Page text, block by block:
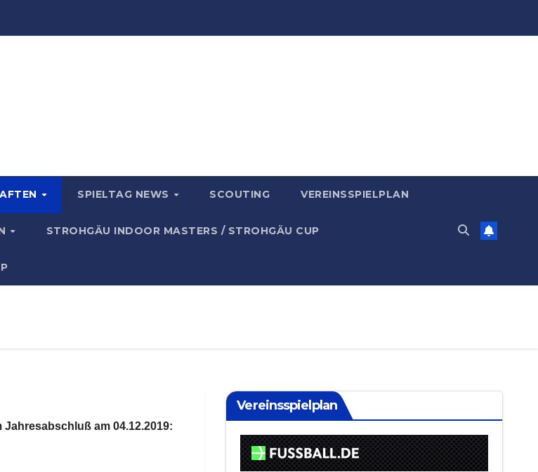
SPIELTAG NEWS SCOUTING VEREINSSPIELPLAN
STROHGÄU INDOOR MASTERS / STROHGÄU CUP
am 04.12.2019:
Vereinsspielplan